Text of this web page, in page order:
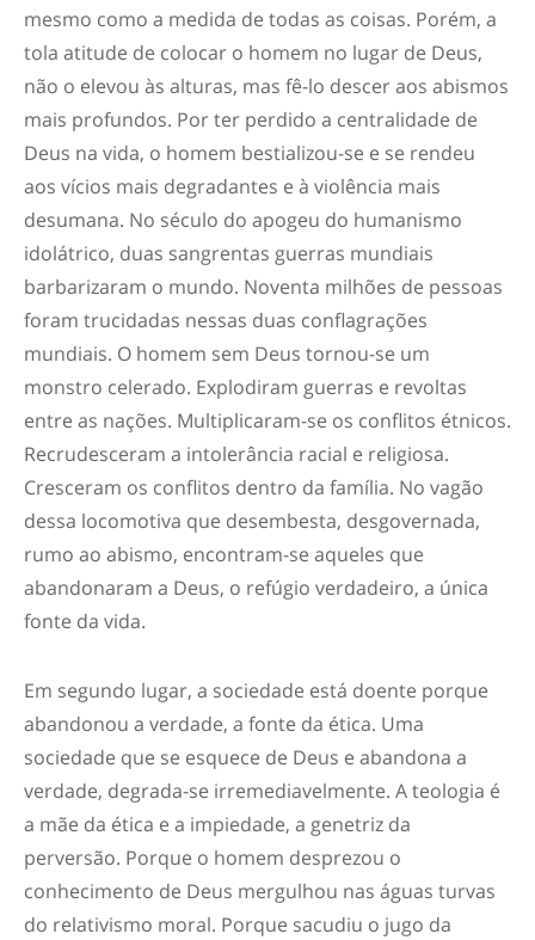
mesmo como a medida de todas as coisas. Porém, a
tola atitude de colocar o homem no lugar de Deus,
não o elevou às alturas, mas fê-lo descer aos abismos
mais profundos. Por ter perdido a centralidade de
Deus na vida, o homem bestializou-se e se rendeu
aos vícios mais degradantes e à violência mais
desumana. No século do apogeu do humanismo
idolátrico, duas sangrentas guerras mundiais
barbarizaram o mundo. Noventa milhões de pessoas
foram trucidadas nessas duas conflagrações
mundiais. O homem sem Deus tornou-se um
monstro celerado. Explodiram guerras e revoltas
entre as nações. Multiplicaram-se os conflitos étnicos.
Recrudesceram a intolerância racial e religiosa.
Cresceram os conflitos dentro da família. No vagão
dessa locomotiva que desembesta, desgovernada,
rumo ao abismo, encontram-se aqueles que
abandonaram a Deus, o refúgio verdadeiro, a única
fonte da vida.
Em segundo lugar, a sociedade está doente porque
abandonou a verdade, a fonte da ética. Uma
sociedade que se esquece de Deus e abandona a
verdade, degrada-se irremediavelmente. A teologia é
a mãe da ética e a impiedade, a genetriz da
perversão. Porque o homem desprezou o
conhecimento de Deus mergulhou nas águas turvas
do relativismo moral. Porque sacudiu o jugo da